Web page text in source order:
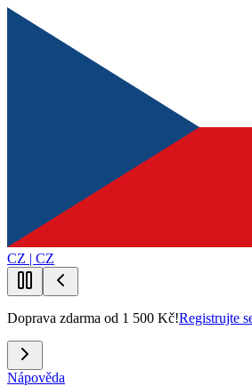
CZ | CZ
Doprava zdarma od 1 500 Kč!Registrujte
Nápověda